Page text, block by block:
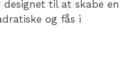
til at skabe en
og fås i